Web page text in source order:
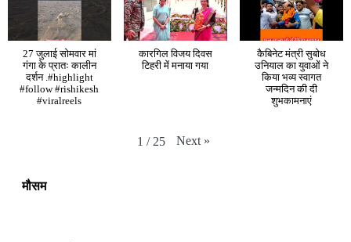
27 जुलाई सोमवार मां
गंगा के प्रातः कालीन
दर्शन .#highlight
#follow #rishikesh
#viralreels
कारगिल विजय दिवस
टिहरी में मनाया गया
कैबिनेट मंत्री सुबोध
उनियाल का युवाओं ने
किया भव्य स्वागत
जन्मदिन की दी
शुभकामनाएं
1 / 25 Next »
मौसम